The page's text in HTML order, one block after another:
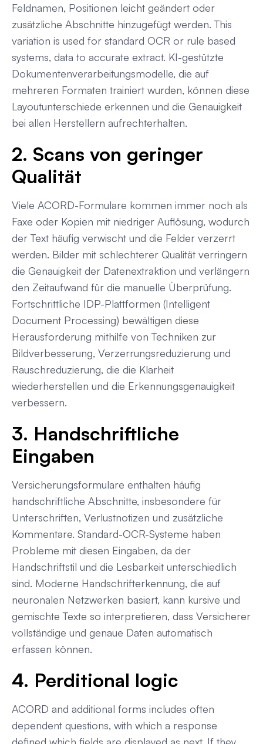
Feldnamen, Positionen leicht geändert oder
zusätzliche Abschnitte hinzugefügt werden. This
variation is used for standard OCR or rule based
systems, data to accurate extract. KI-gestützte
Dokumentenverarbeitungsmodelle, die auf
mehreren Formaten trainiert wurden, können diese
Layoutunterschiede erkennen und die Genauigkeit
bei allen Herstellern aufrechterhalten.
2. Scans von geringer
Qualität
Viele ACORD-Formulare kommen immer noch als
Faxe oder Kopien mit niedriger Auflösung, wodurch
der Text häufig verwischt und die Felder verzerrt
werden. Bilder mit schlechterer Qualität verringern
die Genauigkeit der Datenextraktion und verlängern
den Zeitaufwand für die manuelle Überprüfung.
Fortschrittliche IDP-Plattformen (Intelligent
Document Processing) bewältigen diese
Herausforderung mithilfe von Techniken zur
Bildverbesserung, Verzerrungsreduzierung und
Rauschreduzierung, die die Klarheit
wiederherstellen und die Erkennungsgenauigkeit
verbessern.
3. Handschriftliche
Eingaben
Versicherungsformulare enthalten häufig
handschriftliche Abschnitte, insbesondere für
Unterschriften, Verlustnotizen und zusätzliche
Kommentare. Standard-OCR-Systeme haben
Probleme mit diesen Eingaben, da der
Handschriftstil und die Lesbarkeit unterschiedlich
sind. Moderne Handschrifterkennung, die auf
neuronalen Netzwerken basiert, kann kursive und
gemischte Texte so interpretieren, dass Versicherer
vollständige und genaue Daten automatisch
erfassen können.
4. Perditional logic
ACORD and additional forms includes often
dependent questions, with which a response
defined which fields are displayed as next. If they